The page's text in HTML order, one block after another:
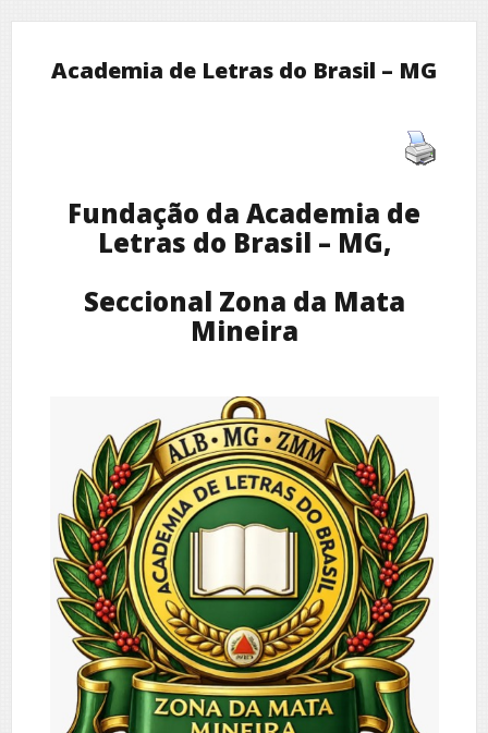
Academia de Letras do Brasil – MG
Fundação da Academia de
Letras do Brasil – MG,
Seccional Zona da Mata
Mineira